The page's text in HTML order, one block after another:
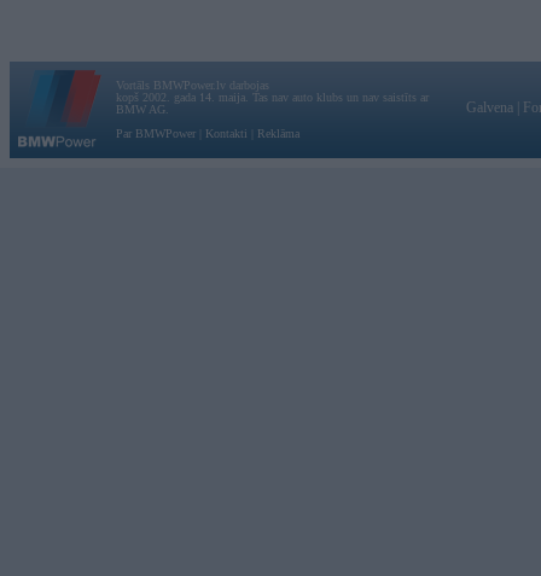
Vortāls BMWPower.lv darbojas
kopš 2002. gada 14. maija. Tas nav auto klubs un nav saistīts ar
BMW AG.
Par BMWPower
Kontakti Reklāma
Galvena